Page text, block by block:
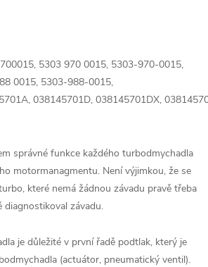
5303 970 0015, 5303-970-0015,
0015, 5303-988-0015,
038145701D, 038145701DX,
správné funkce každého turbodmychadla
motormanagmentu. Není výjimkou, že se
které nemá žádnou závadu pravě třeba
diagnostikoval závadu.
je důležité v první řadě podtlak, který je
(actuátor, pneumatický ventil).